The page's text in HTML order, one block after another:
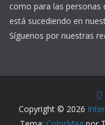
como para las personas
está sucediendo en
Síguenos por nuestras
Copyright © 2026